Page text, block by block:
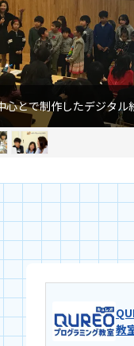
心とで制作したデジタ
教